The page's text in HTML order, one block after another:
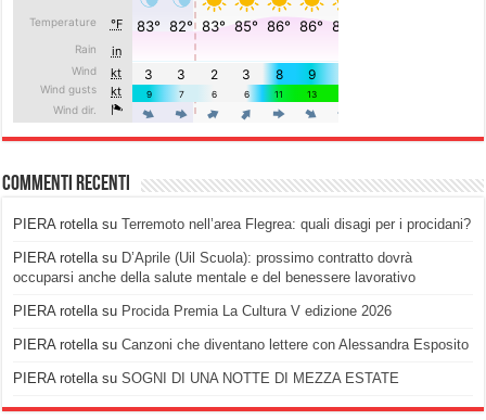
Commenti recenti
PIERA rotellasuTerremoto nell’area Flegrea: quali disagi per i procidani?
PIERA rotellasu D’Aprile (Uil Scuola): prossimo contratto dovrà
occuparsi anche della salute mentale e del benessere lavorativo
PIERA rotellasu Procida Premia La Cultura V edizione 2026
PIERA rotellasuCanzoni che diventano lettere con Alessandra Esposito
PIERA rotellasuSOGNI DI UNA NOTTE DI MEZZA ESTATE